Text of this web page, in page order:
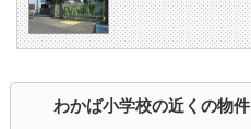
わかば小学校の近くの物件